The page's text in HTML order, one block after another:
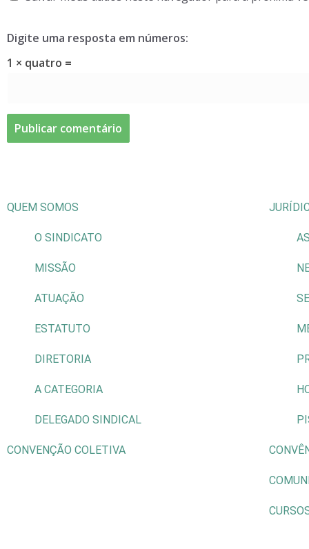
Digite uma resposta em números:
1 × quatro =
QUEM SOMOS
O SINDICATO
MISSÃO
ATUAÇÃO
ESTATUTO
DIRETORIA
A CATEGORIA
DELEGADO SINDICAL
CONVENÇÃO COLETIVA